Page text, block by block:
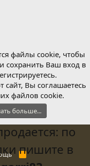
R
файлы cookie, чтобы
сохранить Ваш вход в
сайт, Вы соглашаетесь
файлов cookie.
больше...
по
пишите в